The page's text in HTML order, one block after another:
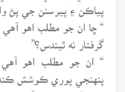
پياڪن ۽ پيرسنن جي پڻ
“ ڇا ان جو مطلب اهو
گرفتار نه ٿيندس؟”
“ ان جو مطلب اهو آهي
پنهنجي پوري ڪوشش